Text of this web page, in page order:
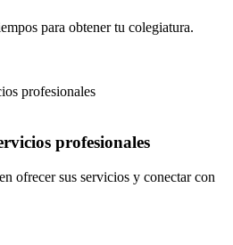
para obtener tu colegiatura.
profesionales
ofrecer sus servicios y conectar con